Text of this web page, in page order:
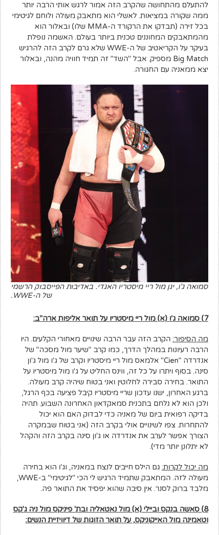
להתעלם מהתחושה שהקרב הזה אמור לרגש אותי הרבה יותר
ממה שקורה במציאות. לאשלי הוא מתאבק מעולה ולוחם לגיטימי
בכל זירה (תבדקו את הרקורד ה-MMA שלו) ובאלור הוא
מהמתאבקים המחוננים טכנית ביותר בעולם. האשמה נופלת
בעיקר על הקריאטיב של ה-WWE שלא גרם לקרב הזה להרגיש
Big Match מספיק. אבל "השד" זה תמיד חוויה מהנה, ובאלור
יצא ממאניה עם החגורה.
סמואה ג'ו, יגן מול ריי מיסטריו האגדי. באדיבות הפייסבוק הרשמי
של ה-WWE.
7) סמואה ג'ו (א) מול ריי מיסטריו על תואר אליפות ארה"ב:
מה הסיפור: הקרב הזה עבר הרבה שינויים מאחורי הקלעים. היו
הרבה רעיונות במהלך הדרך, כמו קרב "שיער מול מסכה" של
אנדרדה "Cien" אלמאס מול ריי מיסטריו וקרב של ג'ו מול ג'ון
סינה. בסוף ויתרו על כל זה, ווינס החליט על ג'ו מול מיסטריו על
התואר. בחירה סבירה לחלוטין ואני בטוח שיהיה קרב מעולה.
ברגע האחרון, ישנו עדכון שריי מיסטריו קיבל פציעה בכף הרגל,
ולכן הוא לא נלחם בתכנית סמאקדאון האחרונה השבוע. תהיה
בדיקה רפואית ביום של מאניה כדי לבדוק האם הוא יכול
להתחרות. צפו לשינויים אולי בקרב הזה (אני בטוח שבמקרה
הצורך אפשר לערב את אנדרדה או ג'ון סינה בקרב הזה והקהל
לא יתלונן יותר מדי).
מה יכול לקרות: גם הילס חייבים לנצח במאניה, וג'ו הוא בחירה
מעולה לזה. המתאבק שתמיד הרגיש לי הכי "לגיטימי" ב-WWE,
מלבד ברוק לסנר. אין סיבה שהוא יפסיד את התואר פה.
8) סאשה בנקס וביילי (א) מול נאטאליה ובת' פיניקס מול ניה ג'קס
וטאמינה מול האייקוניקס, על תואר הזוגות של דיוויזיית הנשים: